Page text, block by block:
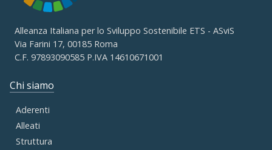
Alleanza Italiana per lo Sviluppo Sostenibile ETS - ASviS
Via Farini 17, 00185 Roma
C.F. 97893090585 P.IVA 14610671001
Chi siamo
Aderenti
Alleati
Struttura